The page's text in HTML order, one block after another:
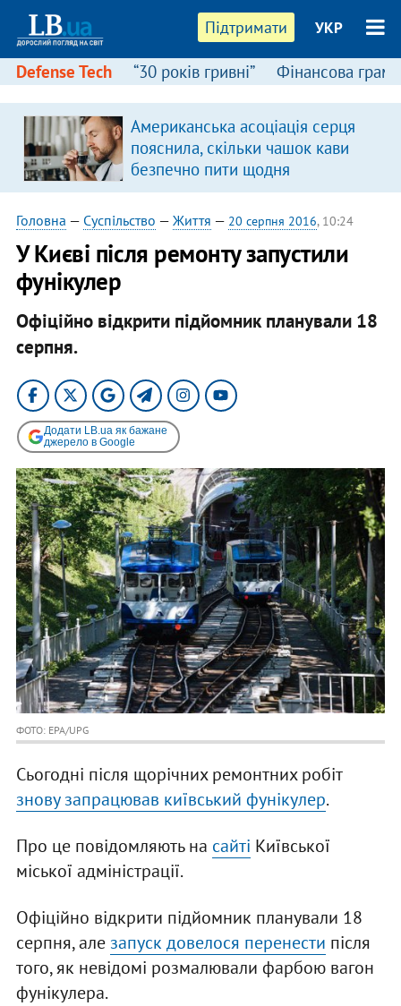
Підтримати УКР
Defense Tech “30 років гривні” Фінансова
Американська асоціація серця
пояснила, скільки чашок кави
безпечно пити щодня
Головна — Суспільство — Життя — 20 серпня 2016, 10:24
У Києві після ремонту запустили
фунікулер
Офіційно відкрити підйомник планували 18
серпня.
Додати LB.ua як бажане
джерело в Google
ФОТО: EPA/UPG
Сьогодні після щорічних ремонтних робіт
знову запрацював київський фунікулер.
Про це повідомляють на сайті Київської
міської адміністрації.
Офіційно відкрити підйомник планували 18
серпня, але запуск довелося перенести після
того, як невідомі розмалювали фарбою вагон
фунікулера.